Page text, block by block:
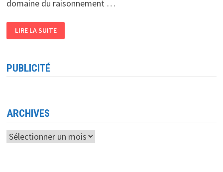
domaine du raisonnement …
ARTIFICIELLE
(IA)
PROMESSE
ET
LIRE LA SUITE
PUBLICITÉ
ARCHIVES
Archives